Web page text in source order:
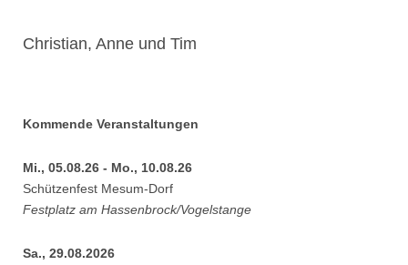
Christian, Anne und Tim
Kommende Veranstaltungen
Mi., 05.08.26 - Mo., 10.08.26
Schützenfest Mesum-Dorf
Festplatz am Hassenbrock/Vogelstange
Sa., 29.08.2026